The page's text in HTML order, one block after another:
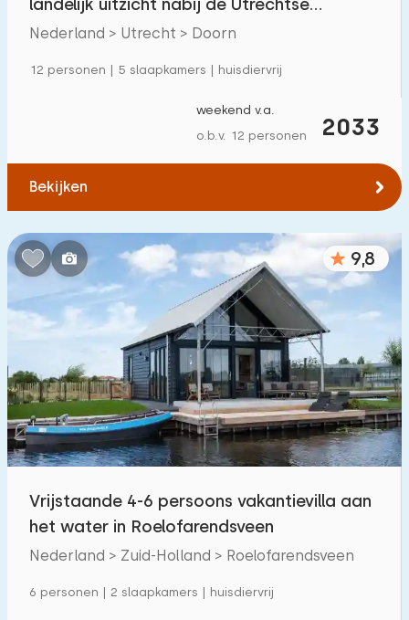
landelijk uitzicht nabij de Utrechtse
Heuvelrug
Nederland > Utrecht > Doorn
12 personen | 5 slaapkamers | huisdiervrij
2033
weekend v.a.
o.b.v. 12 personen
Bekijken
9,8
Vrijstaande 4-6 persoons vakantievilla aan
het water in Roelofarendsveen
Nederland > Zuid-Holland > Roelofarendsveen
6 personen | 2 slaapkamers | huisdiervrij